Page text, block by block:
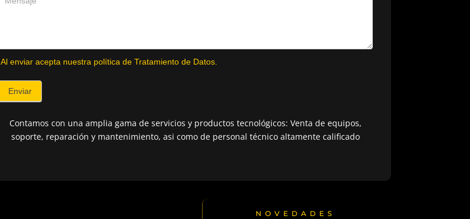
Al enviar acepta nuestra política de Tratamiento de Datos.
Enviar
Contamos con una amplia gama de servicios y productos tecnológicos: Venta de equipos,
soporte, reparación y mantenimiento, asi como de personal técnico altamente calificado
NOVEDADES